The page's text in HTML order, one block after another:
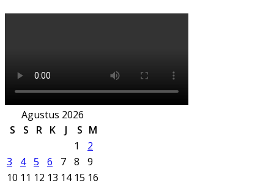
Agustus 2026
S
S R K J S M
1
2
3
4 5 6 7 8
9
10 11 12 13 14 15 16